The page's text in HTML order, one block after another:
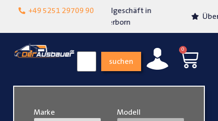
+49 5251 29709 90
Lokalgeschäft in
Über 15 Jahre Erfahrung
suchen
0
Marke Modell